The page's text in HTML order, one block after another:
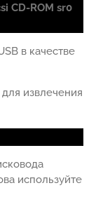
CD-ROM sr0
в качестве
извлечения
используйте